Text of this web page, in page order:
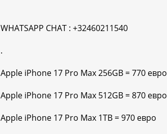
WHATSAPP CHAT : +32460211540
.
Apple iPhone 17 Pro Max 256GB = 770 евро
Apple iPhone 17 Pro Max 512GB = 870 евро
Apple iPhone 17 Pro Max 1TB = 970 евро